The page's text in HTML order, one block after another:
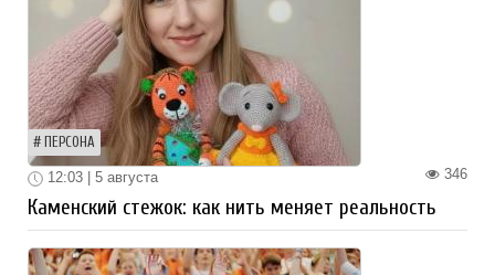
ПЕРСОНА
346
12:03 | 5 августа
Каменский стежок: как нить меняет реальность